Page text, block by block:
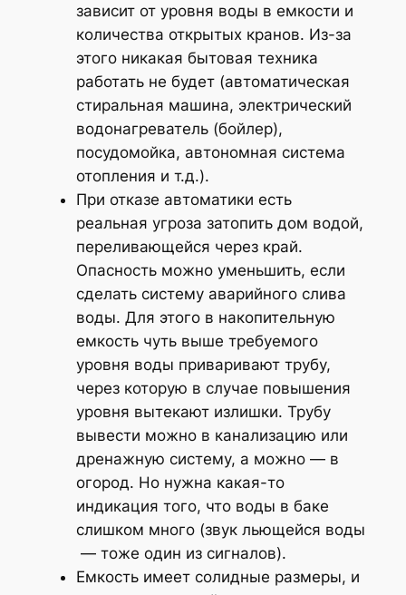
зависит от уровня воды в емкости и
количества открытых кранов. Из-за
этого никакая бытовая техника
работать не будет (автоматическая
стиральная машина, электрический
водонагреватель (бойлер),
посудомойка, автономная система
отопления и т.д.).
При отказе автоматики есть
реальная угроза затопить дом водой,
переливающейся через край.
Опасность можно уменьшить, если
сделать систему аварийного слива
воды. Для этого в накопительную
емкость чуть выше требуемого
уровня воды приваривают трубу,
через которую в случае повышения
уровня вытекают излишки. Трубу
вывести можно в канализацию или
дренажную систему, а можно — в
огород. Но нужна какая-то
индикация того, что воды в баке
слишком много (звук льющейся воды
— тоже один из сигналов).
Емкость имеет солидные размеры, и